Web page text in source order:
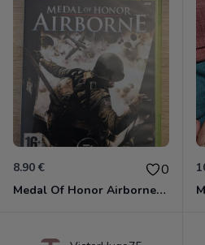
8.90 € 0
Medal Of Honor Airborne Xbox 360